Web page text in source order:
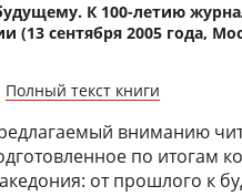
К 100-летию
сентября 2005 года,
Полный текст книги
вниманию
по итогам
от прошлого к